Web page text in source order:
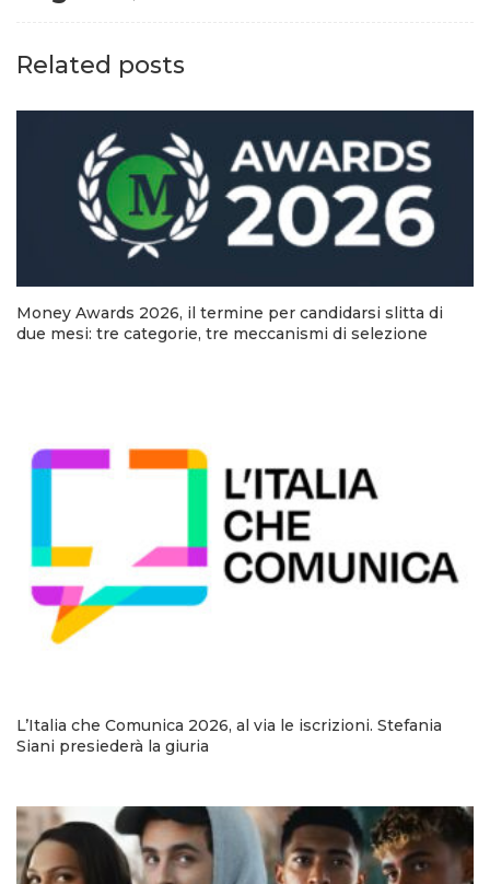
Related posts
Money Awards 2026, il termine per candidarsi slitta di
due mesi: tre categorie, tre meccanismi di selezione
L’Italia che Comunica 2026, al via le iscrizioni. Stefania
Siani presiederà la giuria